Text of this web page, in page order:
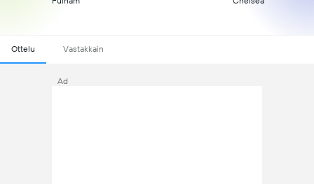
Ottelu Vastakkain
Ad